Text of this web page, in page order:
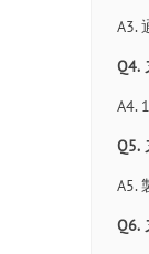
A3.
Q4.
A4.
Q5.
A5.
Q6.